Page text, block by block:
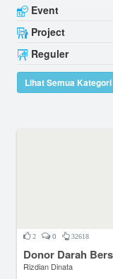
Event
Project
Reguler
Lihat Semua
2 0 32618
Donor Darah
Rizdian Dinata